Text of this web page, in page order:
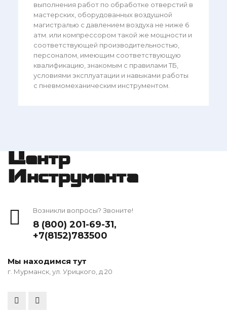
выполнения работ по обработке отверстий в
мастерских, оборудованных воздушной
магистралью с давлением воздуха не ниже 6
атм. или компрессором такой же мощности и
соответствующей производительностью,
персоналом, имеющим соответствующую
квалификацию, знакомым с правилами ТБ,
условиями эксплуатации и навыками работы
с пневмомеханическим инструментом.
Центр
Инструмента
Возникли вопросы? Звоните!
8 (800) 201-69-31,
+7(8152)783500
Мы находимся тут
г. Мурманск, ул. Урицкого, д 20